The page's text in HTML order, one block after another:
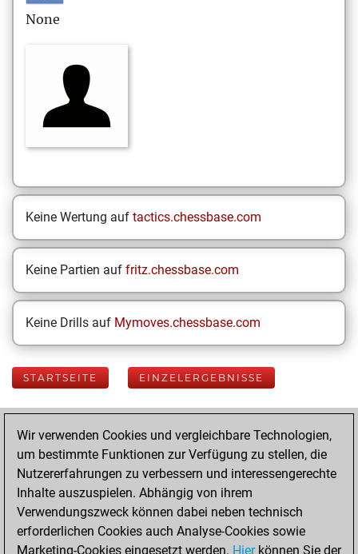
None
Keine Wertung auf tactics.chessbase.com
Keine Partien auf fritz.chessbase.com
Keine Drills auf Mymoves.chessbase.com
STARTSEITE EINZELERGEBNISSE
Your Latest App
Activity
Freitag, Juli 3,
2026
Wir verwenden Cookies und vergleichbare Technologien,
um bestimmte Funktionen zur Verfügung zu stellen, die
Nutzererfahrungen zu verbessern und interessengerechte
Inhalte auszuspielen. Abhängig von ihrem
Verwendungszweck können dabei neben technisch
erforderlichen Cookies auch Analyse-Cookies sowie
Marketing-Cookies eingesetzt werden. Hierkönnen Sie der